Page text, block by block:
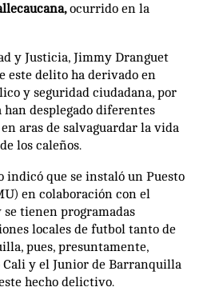
ocurrido en la
y Justicia, Jimmy Dranguet
este delito ha derivado en
y seguridad ciudadana, por
desplegado diferentes
aras de salvaguardar la vida
los caleños.
que se instaló un Puesto
en colaboración con el
tienen programadas
locales de futbol tanto de
pues, presuntamente,
y el Junior de Barranquilla
hecho delictivo.